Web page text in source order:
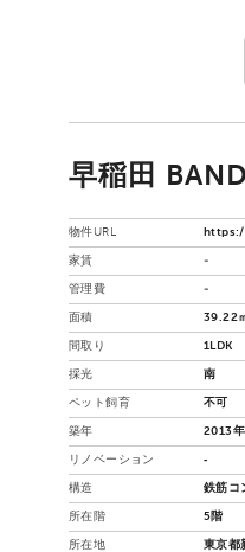
早稲田
物件URL
家賃 -
管理費 -
面積 39.22
間取り 1LDK
採光 南
ペット飼育 不可
築年 2013年
リノベーション ‐
構造 鉄筋コ
所在階 5階
所在地 東京都